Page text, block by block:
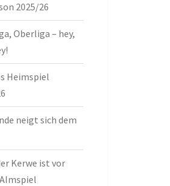
2025/26
Oberliga – hey,
Heimspiel
neigt sich dem
Kerwe ist vor